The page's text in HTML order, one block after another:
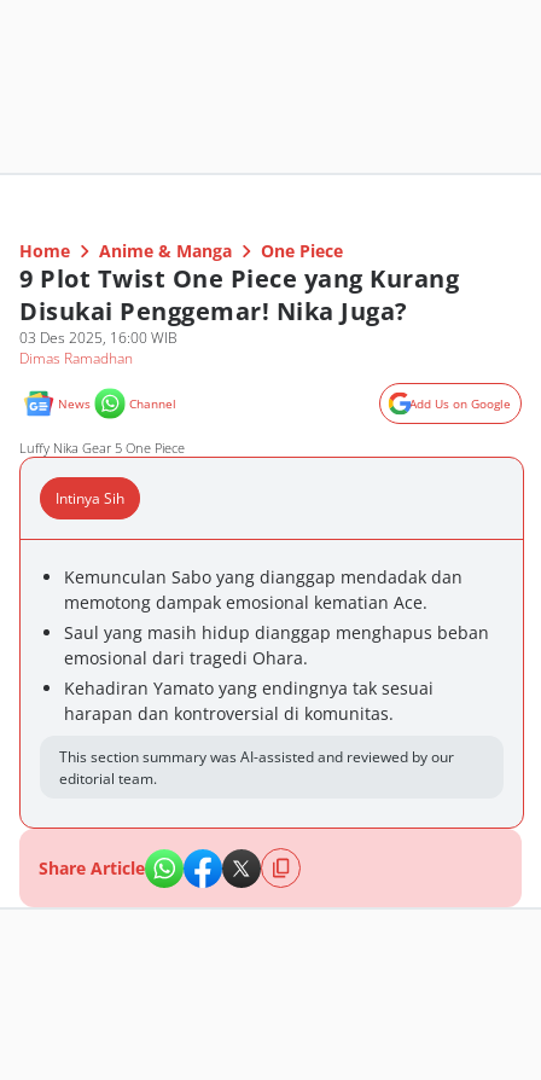
Home Anime & Manga One Piece
9 Plot Twist One Piece yang Kurang
Disukai Penggemar! Nika Juga?
03 Des 2025, 16:00 WIB
Dimas Ramadhan
News Channel Add Us on Google
Luffy Nika Gear 5 One Piece
Intinya Sih
Kemunculan Sabo yang dianggap mendadak dan
memotong dampak emosional kematian Ace.
Saul yang masih hidup dianggap menghapus beban
emosional dari tragedi Ohara.
Kehadiran Yamato yang endingnya tak sesuai
harapan dan kontroversial di komunitas.
This section summary was AI-assisted and reviewed by our
editorial team.
Share Article